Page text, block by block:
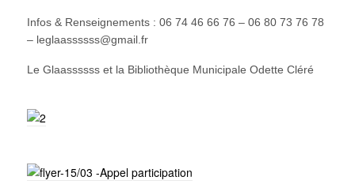
Infos & Renseignements : 06 74 46 66 76 – 06 80 73 76 78
– leglaassssss@gmail.fr
Le Glaassssss et la Bibliothèque Municipale Odette Cléré